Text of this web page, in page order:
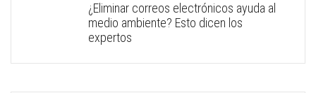
¿Eliminar correos electrónicos ayuda al
medio ambiente? Esto dicen los
expertos